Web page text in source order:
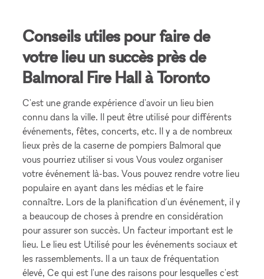
Conseils utiles pour faire de
votre lieu un succès près de
Balmoral Fire Hall à Toronto
C'est une grande expérience d'avoir un lieu bien
connu dans la ville. Il peut être utilisé pour différents
événements, fêtes, concerts, etc. Il y a de nombreux
lieux près de la caserne de pompiers Balmoral que
vous pourriez utiliser si vous Vous voulez organiser
votre événement là-bas. Vous pouvez rendre votre lieu
populaire en ayant dans les médias et le faire
connaître. Lors de la planification d'un événement, il y
a beaucoup de choses à prendre en considération
pour assurer son succès. Un facteur important est le
lieu. Le lieu est Utilisé pour les événements sociaux et
les rassemblements. Il a un taux de fréquentation
élevé, Ce qui est l'une des raisons pour lesquelles c'est